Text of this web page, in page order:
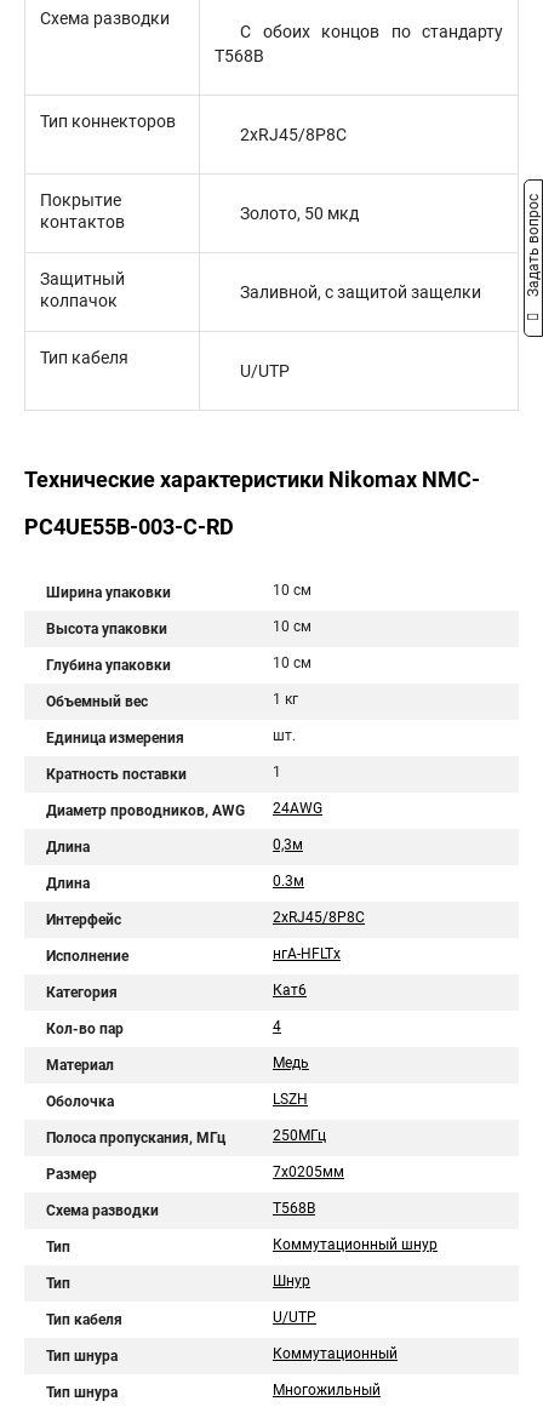
Схема разводки
С обоих концов по стандарту
T568B
Тип коннекторов
2xRJ45/8P8C
Покрытие
контактов
Золото, 50 мкд
Защитный
колпачок
Заливной, с защитой защелки
Тип кабеля
U/UTP
Технические характеристики Nikomax NMC-
PC4UE55B-003-C-RD
Ширина упаковки 10 см
Высота упаковки 10 см
Глубина упаковки 10 см
Объемный вес 1 кг
Единица измерения шт.
Кратность поставки 1
Диаметр проводников, AWG 24AWG
Длина 0,3м
Длина 0.3м
Интерфейс 2хRJ45/8P8C
Исполнение нгА-HFLTx
Категория Кат6
Кол-во пар 4
Материал Медь
Оболочка LSZH
Полоса пропускания, МГц 250МГц
Размер 7х0205мм
Схема разводки T568B
Тип Коммутационный шнур
Тип Шнур
Тип кабеля U/UTP
Тип шнура Коммутационный
Тип шнура Многожильный
Задать вопрос